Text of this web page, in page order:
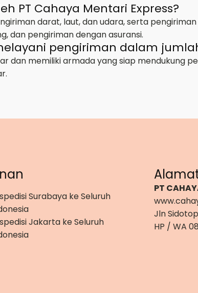
PT Cahaya Mentari Express?
darat, laut, dan udara, serta
dan pengiriman dengan asuransi.
pengiriman dalam
dan memiliki armada yang siap mendukung
Surabaya ke Seluruh
Jakarta ke Seluruh
PT
Jln
HP / WA